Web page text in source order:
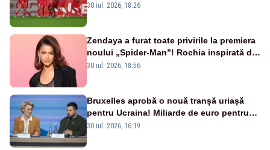
30 iul. 2026, 18:26
Zendaya a furat toate privirile la premiera
noului „Spider-Man”! Rochia inspirată de
pânza de păianjen a făcut senzație
30 iul. 2026, 18:56
Bruxelles aprobă o nouă tranșă uriașă
pentru Ucraina! Miliarde de euro pentru
armament și apărare
30 iul. 2026, 16:19